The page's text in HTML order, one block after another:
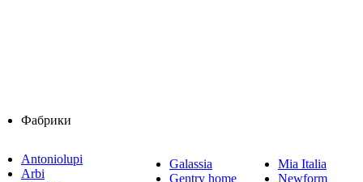
Фабрики
Antoniolupi
Arbi
Galassia
Gentry home
Mia Italia
Newform